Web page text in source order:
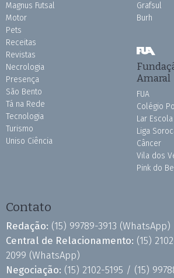
Magnus Futsal
Motor
Pets
Receitas
Revistas
Necrologia
Presença
São Bento
Tá na Rede
Tecnologia
Turismo
Uniso Ciência
Grafsul
Burh
Amaral
FUA
Colégio
Lar
Liga
Câncer
Vila dos
Pink do
Contato
Redação: (15) 99789-3913 (WhatsApp)
Central de Relacionamento: (15)
2099 (WhatsApp)
Negociação: (15) 2102-5195 / (15)